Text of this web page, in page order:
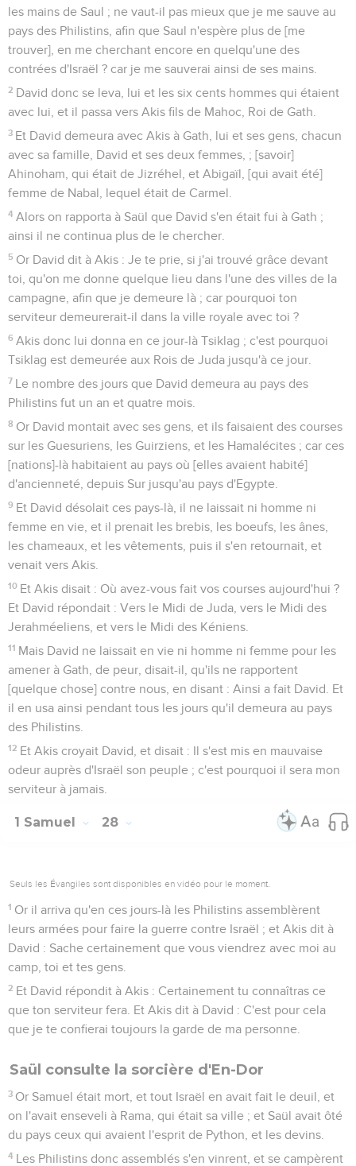
les mains de Saul ; ne vaut-il pas mieux que je me sauve au
pays des Philistins, afin que Saul n'espère plus de [me
trouver], en me cherchant encore en quelqu'une des
contrées d'Israël ? car je me sauverai ainsi de ses mains.
2 David donc se leva, lui et les six cents hommes qui étaient
avec lui, et il passa vers Akis fils de Mahoc, Roi de Gath.
3 Et David demeura avec Akis à Gath, lui et ses gens, chacun
avec sa famille, David et ses deux femmes, ; [savoir]
Ahinoham, qui était de Jizréhel, et Abigaïl, [qui avait été]
femme de Nabal, lequel était de Carmel.
4 Alors on rapporta à Saül que David s'en était fui à Gath ;
ainsi il ne continua plus de le chercher.
5 Or David dit à Akis : Je te prie, si j'ai trouvé grâce devant
toi, qu'on me donne quelque lieu dans l'une des villes de la
campagne, afin que je demeure là ; car pourquoi ton
serviteur demeurerait-il dans la ville royale avec toi ?
6 Akis donc lui donna en ce jour-là Tsiklag ; c'est pourquoi
Tsiklag est demeurée aux Rois de Juda jusqu'à ce jour.
7 Le nombre des jours que David demeura au pays des
Philistins fut un an et quatre mois.
8 Or David montait avec ses gens, et ils faisaient des courses
sur les Guesuriens, les Guirziens, et les Hamalécites ; car ces
[nations]-là habitaient au pays où [elles avaient habité]
d'ancienneté, depuis Sur jusqu'au pays d'Egypte.
9 Et David désolait ces pays-là, il ne laissait ni homme ni
femme en vie, et il prenait les brebis, les boeufs, les ânes,
les chameaux, et les vêtements, puis il s'en retournait, et
venait vers Akis.
10 Et Akis disait : Où avez-vous fait vos courses aujourd'hui ?
Et David répondait : Vers le Midi de Juda, vers le Midi des
Jerahméeliens, et vers le Midi des Kéniens.
11 Mais David ne laissait en vie ni homme ni femme pour les
amener à Gath, de peur, disait-il, qu'ils ne rapportent
[quelque chose] contre nous, en disant : Ainsi a fait David. Et
il en usa ainsi pendant tous les jours qu'il demeura au pays
des Philistins.
12 Et Akis croyait David, et disait : Il s'est mis en mauvaise
odeur auprès d'Israël son peuple ; c'est pourquoi il sera mon
serviteur à jamais.
1 Samuel 28
Seuls les Évangiles sont disponibles en vidéo pour le moment.
1 Or il arriva qu'en ces jours-là les Philistins assemblèrent
leurs armées pour faire la guerre contre Israël ; et Akis dit à
David : Sache certainement que vous viendrez avec moi au
camp, toi et tes gens.
2 Et David répondit à Akis : Certainement tu connaîtras ce
que ton serviteur fera. Et Akis dit à David : C'est pour cela
que je te confierai toujours la garde de ma personne.
Saül consulte la sorcière d'En-Dor
3 Or Samuel était mort, et tout Israël en avait fait le deuil, et
on l'avait enseveli à Rama, qui était sa ville ; et Saül avait ôté
du pays ceux qui avaient l'esprit de Python, et les devins.
4 Les Philistins donc assemblés s'en vinrent, et se campèrent